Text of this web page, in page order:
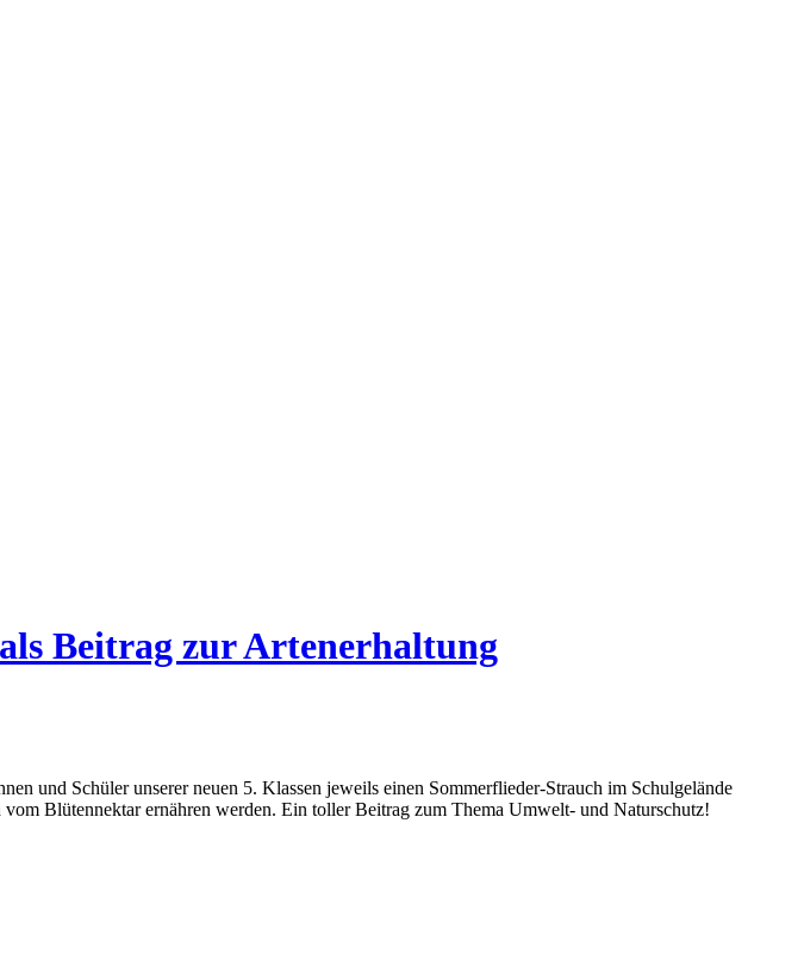
Beitrag zur Artenerhaltung
und Schüler unserer neuen 5. Klassen jeweils einen Sommerflieder-Strauch im Schulgelände
Blütennektar ernähren werden. Ein toller Beitrag zum Thema Umwelt- und Naturschutz!